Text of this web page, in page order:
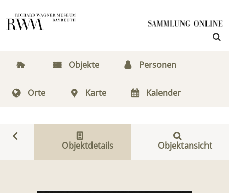
Objekte Personen
Orte Karte Kalender
Objektdetails Objektansicht